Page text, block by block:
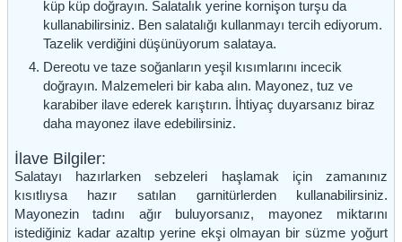
küp küp doğrayın. Salatalık yerine kornişon turşu da
kullanabilirsiniz. Ben salatalığı kullanmayı tercih ediyorum.
Tazelik verdiğini düşünüyorum salataya.
Dereotu ve taze soğanların yeşil kısımlarını incecik
doğrayın. Malzemeleri bir kaba alın. Mayonez, tuz ve
karabiber ilave ederek karıştırın. İhtiyaç duyarsanız biraz
daha mayonez ilave edebilirsiniz.
İlave Bilgiler:
Salatayı hazırlarken sebzeleri haşlamak için zamanınız
kısıtlıysa hazır satılan garnitürlerden kullanabilirsiniz.
Mayonezin tadını ağır buluyorsanız, mayonez miktarını
istediğiniz kadar azaltıp yerine ekşi olmayan bir süzme yoğurt